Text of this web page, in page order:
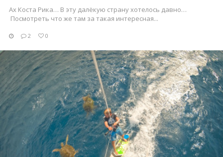
Ах Коста Рика… В эту далёкую страну хотелось давно…
Посмотреть что же там за такая интересная...
2 0
ПОСМОТРЕТЬ